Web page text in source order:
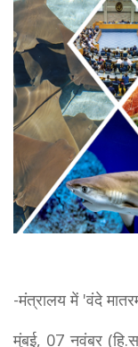
-मंत्रालय में 'वंदे
मुंबई, 07 नवंबर